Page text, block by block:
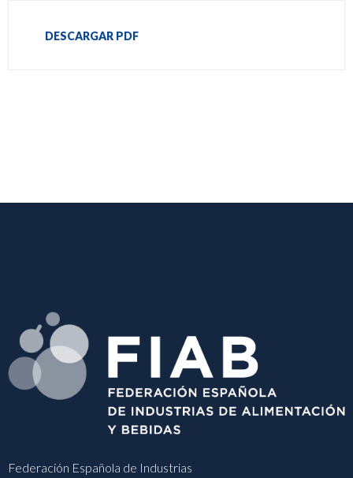
DESCARGAR PDF
Federación Española de Industrias